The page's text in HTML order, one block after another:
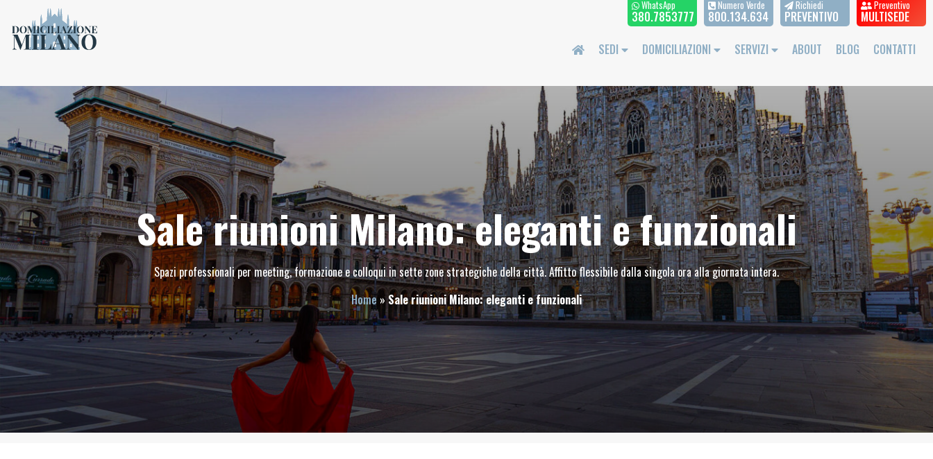
SEDI DOMICILIAZIONI SERVIZI ABOUT BLOG CONTATTI
WhatsApp
380.7853777
Numero Verde
800.134.634
Richiedi
PREVENTIVO
Preventivo
MULTISEDE
Sale riunioni Milano: eleganti e funzionali
Spazi professionali per meeting, formazione e colloqui in sette zone strategiche della città. Affitto flessibile dalla singola ora alla giornata intera.
Home »Sale riunioni Milano: eleganti e funzionali